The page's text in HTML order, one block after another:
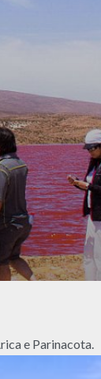
e Parinacota.